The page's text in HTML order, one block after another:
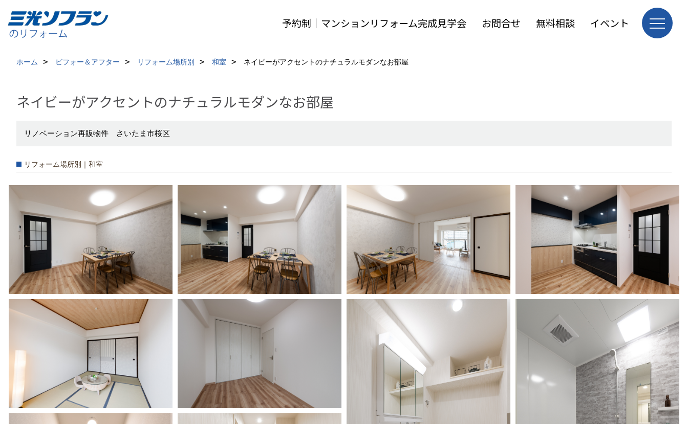
予約制｜マンションリフォーム完成見学会 お問合せ 無料相談 イベント
ホーム ビフォー＆アフター リフォーム場所別 和室 ネイビーがアクセントのナチュラルモダンなお部屋
ネイビーがアクセントのナチュラルモダンなお部屋
リノベーション再販物件 さいたま市桜区
リフォーム場所別｜和室